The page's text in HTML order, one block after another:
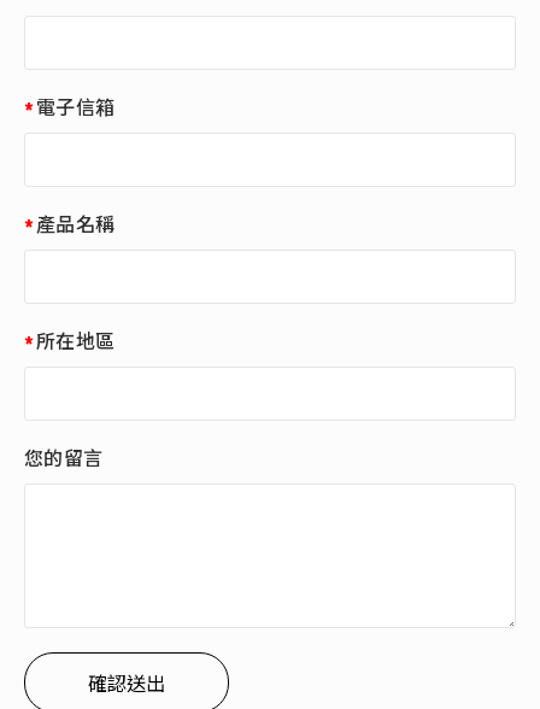
電子信箱
產品名稱
所在地區
您的留言
確認送出